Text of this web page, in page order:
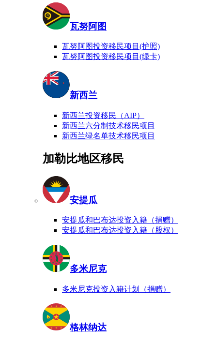
瓦努阿图
瓦努阿图投资移民项目(护照)
瓦努阿图投资移民项目(绿卡)
新西兰
新西兰投资移民（AIP）
新西兰六分制技术移民项目
新西兰绿名单技术移民项目
加勒比地区移民
安提瓜
安提瓜和巴布达投资入籍（捐赠）
安提瓜和巴布达投资入籍（股权）
多米尼克
多米尼克投资入籍计划（捐赠）
格林纳达